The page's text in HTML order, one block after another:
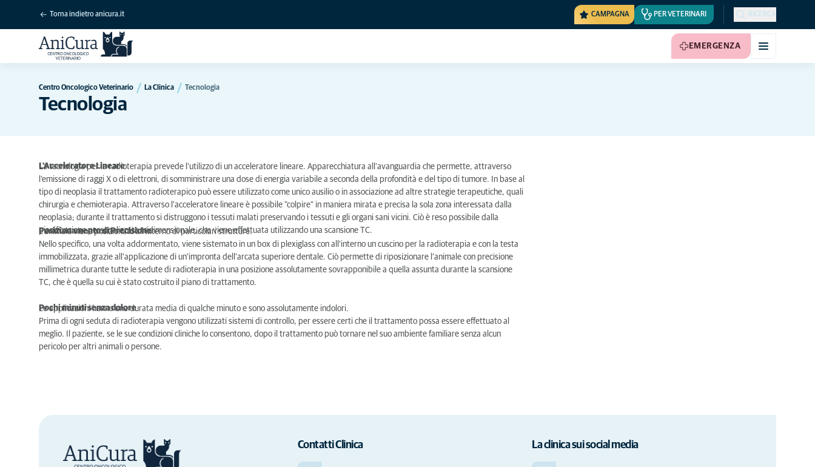
Torna indietro anicura.it CAMPAGNA PER VETERINARI RICERCA
EMERGENZA
Centro Oncologico Veterinario La Clinica Tecnologia
Tecnologia
L'Acceleratore Lineare
La tecnologia per la radioterapia prevede l'utilizzo di un acceleratore lineare. Apparecchiatura all’avanguardia che permette, attraverso
l’emissione di raggi X o di elettroni, di somministrare una dose di energia variabile a seconda della profondità e del tipo di tumore. In base al
tipo di neoplasia il trattamento radioterapico può essere utilizzato come unico ausilio o in associazione ad altre strategie terapeutiche, quali
chirurgia e chemioterapia. Attraverso l'acceleratore lineare è possibile "colpire" in maniera mirata e precisa la sola zona interessata dalla
neoplasia; durante il trattamento si distruggono i tessuti malati preservando i tessuti e gli organi sani vicini. Ciò è reso possibile dalla
pianificazione personalizzata tridimensionale, che viene effettuata utilizzando una scansione TC.
Posizionamento di Precisione
L’animale viene posizionato all’interno di particolari strutture.
Nello specifico, una volta addormentato, viene sistemato in un box di plexiglass con all'interno un cuscino per la radioterapia e con la testa
immobilizzata, grazie all'applicazione di un’impronta dell’arcata superiore dentale. Ciò permette di riposizionare l’animale con precisione
millimetrica durante tutte le sedute di radioterapia in una posizione assolutamente sovrapponibile a quella assunta durante la scansione
TC, che è quella su cui è stato costruito il piano di trattamento.
Pochi minuti senza dolore
Le applicazioni hanno una durata media di qualche minuto e sono assolutamente indolori.
Prima di ogni seduta di radioterapia vengono utilizzati sistemi di controllo, per essere certi che il trattamento possa essere effettuato al
meglio. Il paziente, se le sue condizioni cliniche lo consentono, dopo il trattamento può tornare nel suo ambiente familiare senza alcun
pericolo per altri animali o persone.
Contatti Clinica La clinica sui social media